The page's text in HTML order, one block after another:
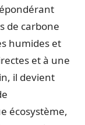
de carbone
humides et
et à une
il devient
écosystème,